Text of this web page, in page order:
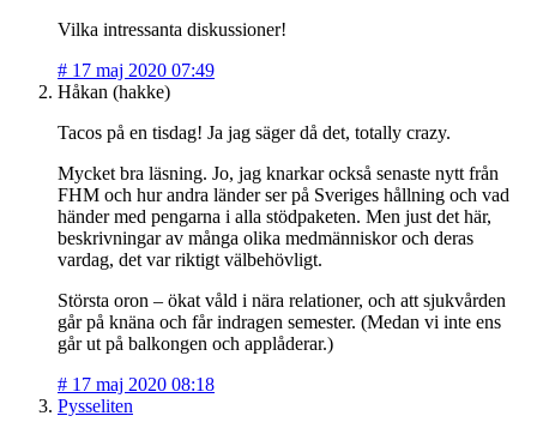
Vilka intressanta diskussioner!
# 17 maj 2020 07:49
Håkan (hakke)
Tacos på en tisdag! Ja jag säger då det, totally crazy.
Mycket bra läsning. Jo, jag knarkar också senaste nytt från
FHM och hur andra länder ser på Sveriges hållning och vad
händer med pengarna i alla stödpaketen. Men just det här,
beskrivningar av många olika medmänniskor och deras
vardag, det var riktigt välbehövligt.
Största oron – ökat våld i nära relationer, och att sjukvården
går på knäna och får indragen semester. (Medan vi inte ens
går ut på balkongen och applåderar.)
# 17 maj 2020 08:18
Pysseliten